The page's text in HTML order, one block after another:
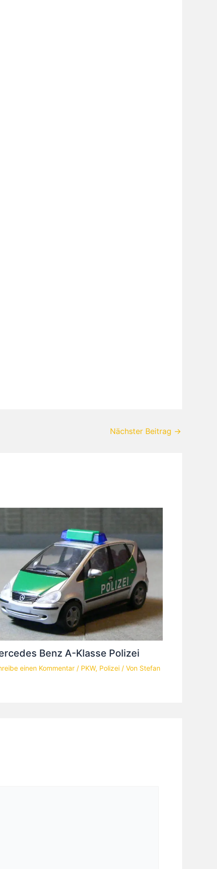
Nächster Beitrag →
Benz A-Klasse Polizei
einen Kommentar / PKW, Polizei / Von Stefan